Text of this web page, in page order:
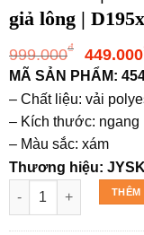
giả lông |
999.000₫
Giá
gốc
là:
449.000
MÃ SẢN PHẨM:
– Chất liệu: vải
– Kích thước: ngang
– Màu sắc: xám
Thương hiệu: JYSK
Chăn sofa | LOTUS
THÊM